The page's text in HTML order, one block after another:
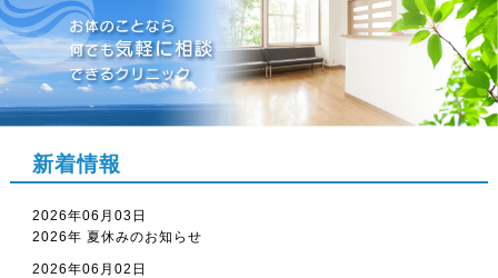
新着情報
2026年06月03日
2026年 夏休みのお知らせ
2026年06月02日